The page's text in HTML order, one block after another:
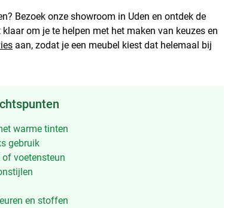
Bezoek onze showroom in Uden en ontdek de
om je te helpen met het maken van keuzes en
aan, zodat je een meubel kiest dat helemaal bij
warme tinten
gebruik
voetensteun
en stoffen